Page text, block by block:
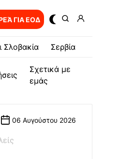
ΓΙΑ EOΔ
Σλοβακία Σερβία
Σχετικά με
εμάς
06 Αυγούστου 2026